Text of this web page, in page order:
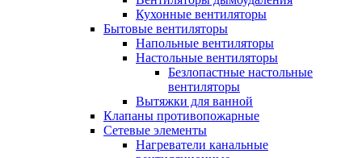
Кухонные вентиляторы
Бытовые вентиляторы
Напольные вентиляторы
Настольные вентиляторы
Безлопастные настольные
вентиляторы
Вытяжки для ванной
Клапаны противопожарные
Сетевые элементы
Нагреватели канальные